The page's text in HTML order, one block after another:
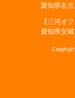
愛知県名
【三河オフ
愛知県安